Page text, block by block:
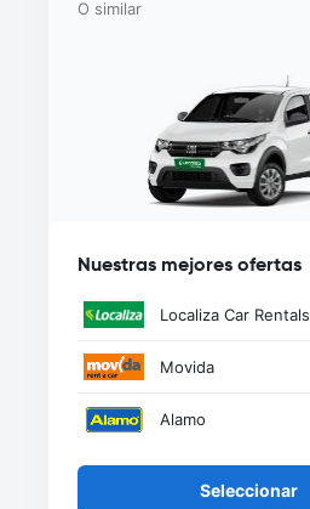
O similar
Nuestras mejores ofertas
Localiza Car Rentals
Movida
Alamo
Seleccionar